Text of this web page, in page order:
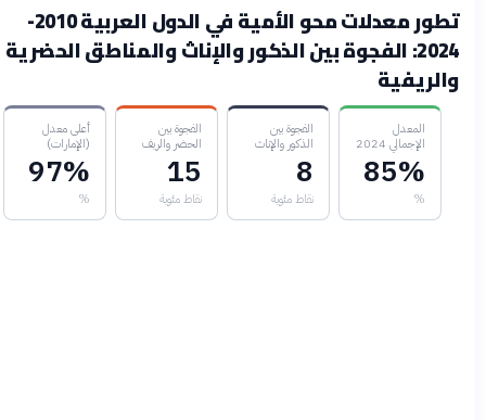
تطور معدلات محو الأمية في الدول العربية 2010-
2024: الفجوة بين الذكور والإناث والمناطق الحضرية
المعدل
الإجمالي 2024
85%
الفجوة بين
الذكور والإناث
نقاط مئوية
الفجوة بين
الحضر والريف
15
نقاط مئوية
أعلى معدل
(الإمارات)
97%